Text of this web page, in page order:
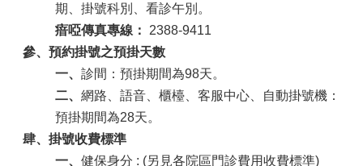
期、掛號科別、看診午別。
瘖啞傳真專線：
2388-9411
參、預約掛號之預掛天數
一、 診間：預掛期間為98天。
二、 網路、語音、櫃檯、客服中心、自動掛號機：
預掛期間為28天。
肆、掛號收費標準
一、 健保身分 : (另見各院區門診費用收費標準)